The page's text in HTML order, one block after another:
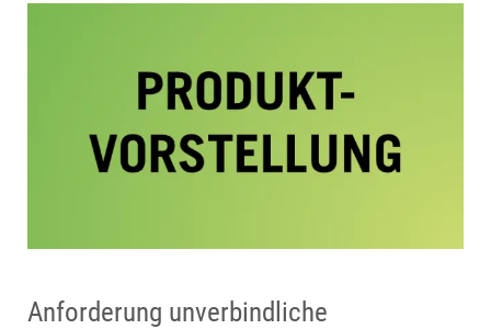
Anforderung unverbindliche